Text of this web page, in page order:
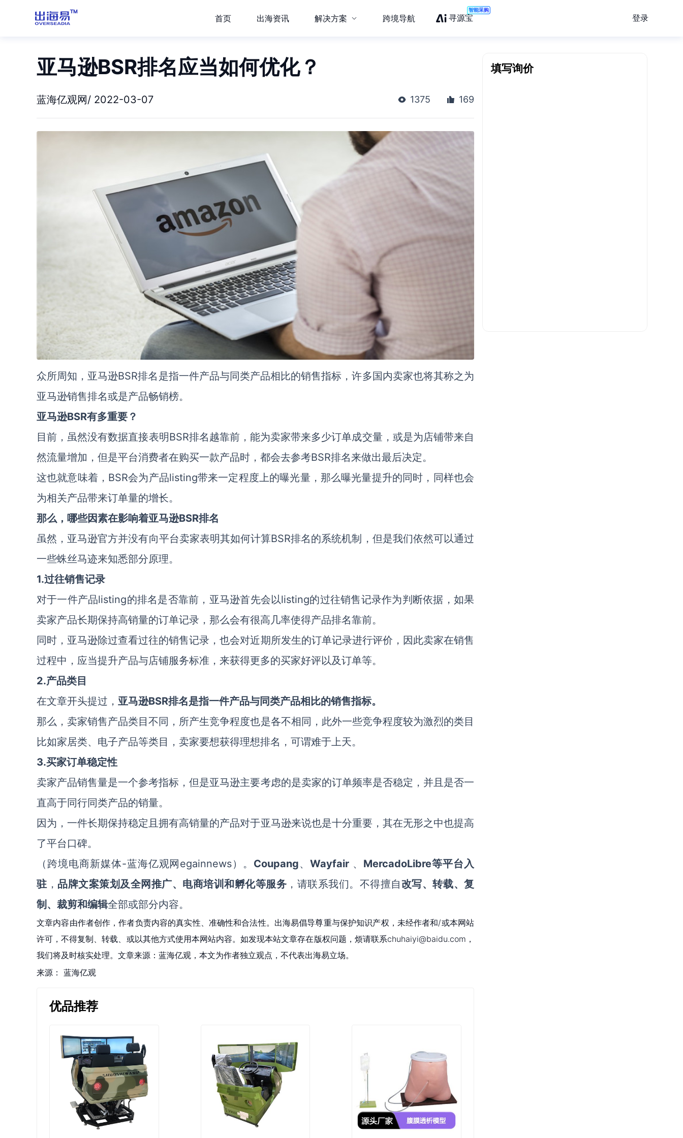
首页 出海资讯 解决方案 跨境导航 寻源宝
智能采购
登录
亚马逊BSR排名应当如何优化？
蓝海亿观网/ 2022-03-07 1375 169
众所周知，亚马逊BSR排名是指一件产品与同类产品相比的销售指标，许多国内卖家也将其称之为
亚马逊销售排名或是产品畅销榜。
亚马逊BSR有多重要？
目前，虽然没有数据直接表明BSR排名越靠前，能为卖家带来多少订单成交量，或是为店铺带来自
然流量增加，但是平台消费者在购买一款产品时，都会去参考BSR排名来做出最后决定。
这也就意味着，BSR会为产品listing带来一定程度上的曝光量，那么曝光量提升的同时，同样也会
为相关产品带来订单量的增长。
那么，哪些因素在影响着亚马逊BSR排名
虽然，亚马逊官方并没有向平台卖家表明其如何计算BSR排名的系统机制，但是我们依然可以通过
一些蛛丝马迹来知悉部分原理。
1.过往销售记录
对于一件产品listing的排名是否靠前，亚马逊首先会以listing的过往销售记录作为判断依据，如果
卖家产品长期保持高销量的订单记录，那么会有很高几率使得产品排名靠前。
同时，亚马逊除过查看过往的销售记录，也会对近期所发生的订单记录进行评价，因此卖家在销售
过程中，应当提升产品与店铺服务标准，来获得更多的买家好评以及订单等。
2.产品类目
在文章开头提过， 亚马逊BSR排名是指一件产品与同类产品相比的销售指标。
那么，卖家销售产品类目不同，所产生竞争程度也是各不相同，此外一些竞争程度较为激烈的类目
比如家居类、电子产品等类目，卖家要想获得理想排名，可谓难于上天。
3.买家订单稳定性
卖家产品销售量是一个参考指标，但是亚马逊主要考虑的是卖家的订单频率是否稳定，并且是否一
直高于同行同类产品的销量。
因为，一件长期保持稳定且拥有高销量的产品对于亚马逊来说也是十分重要，其在无形之中也提高
了平台口碑。
（跨境电商新媒体-蓝海亿观网egainnews）。 Coupang、Wayfair 、 MercadoLibre等平台入
驻， 品牌文案策划及全网推广、电商培训和孵化等服务 ，请联系我们。不得擅自改写、转载、复
制、裁剪和编辑全部或部分内容。
文章内容由作者创作，作者负责内容的真实性、准确性和合法性。出海易倡导尊重与保护知识产权，未经作者和/或本网站
许可，不得复制、转载、或以其他方式使用本网站内容。如发现本站文章存在版权问题，烦请联系chuhaiyi@baidu.com，
我们将及时核实处理。文章来源：蓝海亿观，本文为作者独立观点，不代表出海易立场。
来源： 蓝海亿观
优品推荐
填写询价